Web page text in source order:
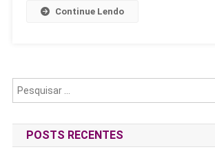
🥩
Continue Lendo
POSTS RECENTES